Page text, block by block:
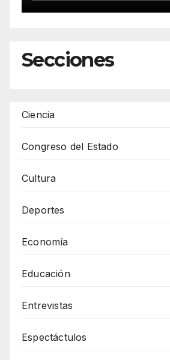
Secciones
Ciencia
Congreso del Estado
Cultura
Deportes
Economía
Educación
Entrevistas
Espectáctulos